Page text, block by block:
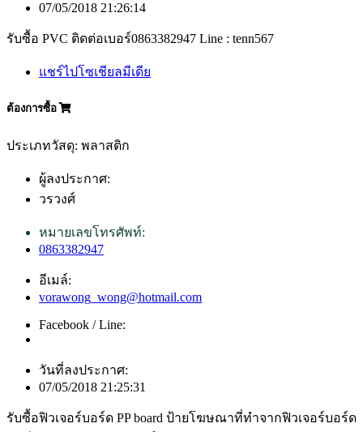
07/05/2018 21:26:14
รับซื้อ PVC ติดต่อเบอร์0863382947 Line : tenn567
แชร์ไปโซเชียลมีเดีย
ต้องการซื้อ
ประเภทวัสดุ: พลาสติก
ผู้ลงประกาศ:
วรวงศ์
หมายเลขโทรศัพท์:
0863382947
อีเมล์:
vorawong_wong@hotmail.com
Facebook / Line:
วันที่ลงประกาศ:
07/05/2018 21:25:31
รับซื้อฟิวเจอร์บอร์ด PP board ป้ายโฆษณาที่ทำจากฟิวเจอร์บอร์ด